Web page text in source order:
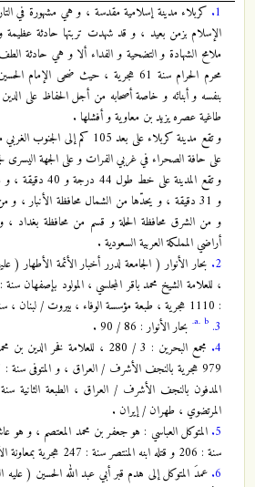
1. كربلاء مدينة إسلامية مقدسة ، و هي مشهورة في
الإسلام بزمن بعيد ، و قد شهدت تربتها حادثة
ملامح الشهادة و التضحية و الفداء ألا و هي حادثة
محرم الحرام سنة 61 هجرية ، حيث ضحى
بنفسه و أبنائه و خاصة أصحابه من أجل الحفاظ على
طاغية عصره يزيد بن معاوية و أفشلها .
و تقع مدينة كربلاء على بعد 105 كم
على حافة الصحراء في غربي الفرات و على الجهة اليسرى
و 31 دقيقة ، و يحدّها من الشمال محافظة الأنبار ،
و من الشرق محافظة الحلة و قسم من محافظة بغداد ،
أراضي المملكة العربية السعودية .
2.
: 1110 هجرية ، طبعة مؤسسة الوفاء ، بيروت / لبنان ، سنة : 1414 هجرية .
3.
a. b.
بحار الأنوار : 86 / 90 .
4.
مجمع البحرين : 3 / 280 ، للعلامة
المرتضوي ، طهران / إيران .
5. المتوكل العباسي : هو جعفر بن محمد المعتصم ، و هو
سنة : 206 و قتله ابنه المنتصر سنة : 247 هجرية بمعاونة الأتراك .
6. عمدَ المتوكل إلى هدم قبر أبي عبد الله الحسين (